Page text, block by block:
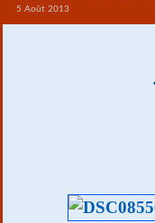
5 Août 2013